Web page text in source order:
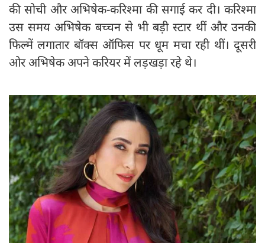
की सोची और अभिषेक-करिश्मा की सगाई कर दी। करिश्मा
उस समय अभिषेक बच्चन से भी बड़ी स्टार थीं और उनकी
फिल्में लगातार बॉक्स ऑफिस पर धूम मचा रही थीं। दूसरी
ओर अभिषेक अपने करियर में लड़खड़ा रहे थे।